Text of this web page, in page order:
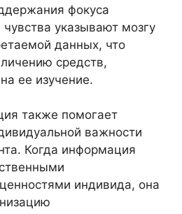
фокуса
указывают мозгу
данных, что
средств,
ее изучение.
также помогает
важности
Когда информация
индивида, она